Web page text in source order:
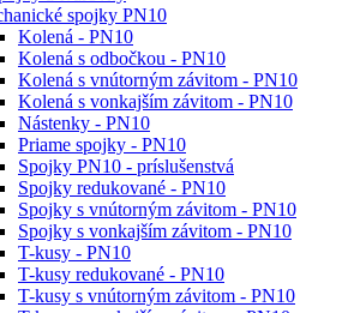
spojky PN10
Kolená - PN10
Kolená s odbočkou - PN10
Kolená s vnútorným závitom - PN10
Kolená s vonkajším závitom - PN10
Nástenky - PN10
Priame spojky - PN10
Spojky PN10 - príslušenstvá
Spojky redukované - PN10
Spojky s vnútorným závitom - PN10
Spojky s vonkajším závitom - PN10
T-kusy - PN10
T-kusy redukované - PN10
T-kusy s vnútorným závitom - PN10